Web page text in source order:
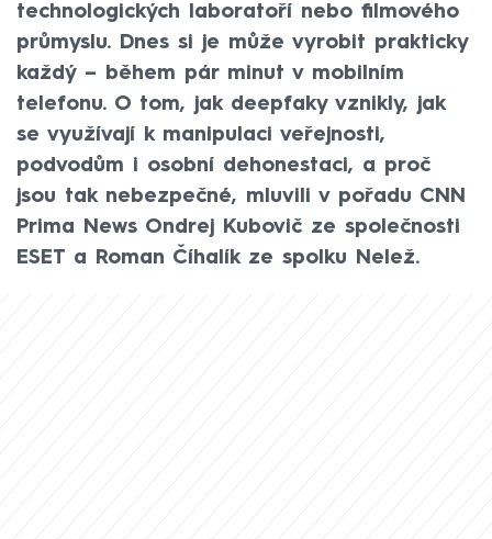
technologických laboratoří nebo filmového
průmyslu. Dnes si je může vyrobit prakticky
každý – během pár minut v mobilním
telefonu. O tom, jak deepfaky vznikly, jak
se využívají k manipulaci veřejnosti,
podvodům i osobní dehonestaci, a proč
jsou tak nebezpečné, mluvili v pořadu CNN
Prima News Ondrej Kubovič ze společnosti
ESET a Roman Číhalík ze spolku Nelež.